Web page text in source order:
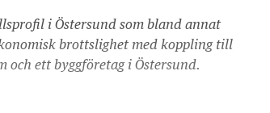
i Östersund som bland annat
brottslighet med koppling till
och ett byggföretag i Östersund.